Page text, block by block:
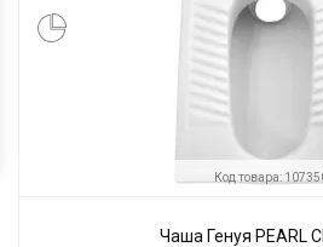
Код товара:
Чаша Генуя PEARL